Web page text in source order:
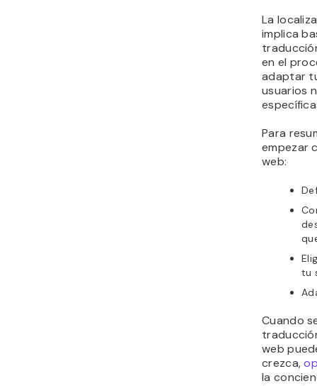
La
implica
en el
adaptar
usuarios
Para
empezar
web:
tu
Cuando
web
crezca,
la